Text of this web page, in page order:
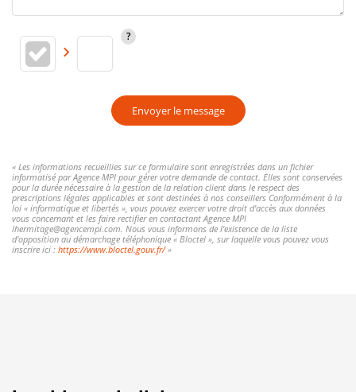
Envoyer le message
« Les informations recueillies sur ce formulaire sont enregistrées dans un fichier
informatisé par Agence MPI pour gérer votre demande de contact. Elles sont conservées
pour la durée nécessaire à la gestion de la relation client dans le respect des
prescriptions légales applicables et sont destinées à nos conseillers Conformément à la
loi « informatique et libertés », vous pouvez exercer votre droit d'accès aux données
vous concernant et les faire rectifier en contactant Agence MPI
lhermitage@agencempi.com. Nous vous informons de l'existence de la liste
d'opposition au démarchage téléphonique « Bloctel », sur laquelle vous pouvez vous
inscrire ici : https://www.bloctel.gouv.fr/»